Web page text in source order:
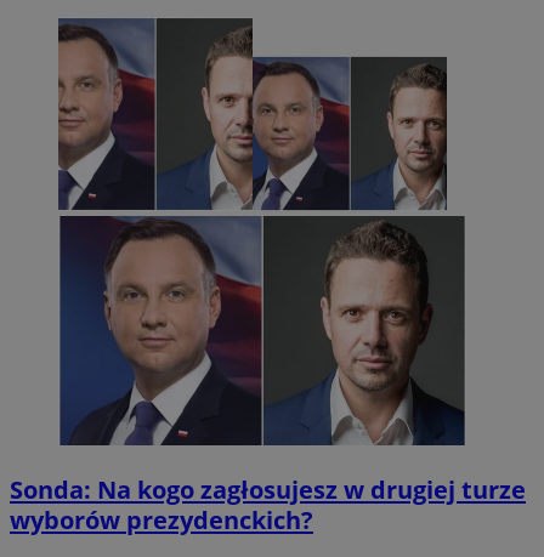
Sonda: Na kogo zagłosujesz w drugiej turze
wyborów prezydenckich?